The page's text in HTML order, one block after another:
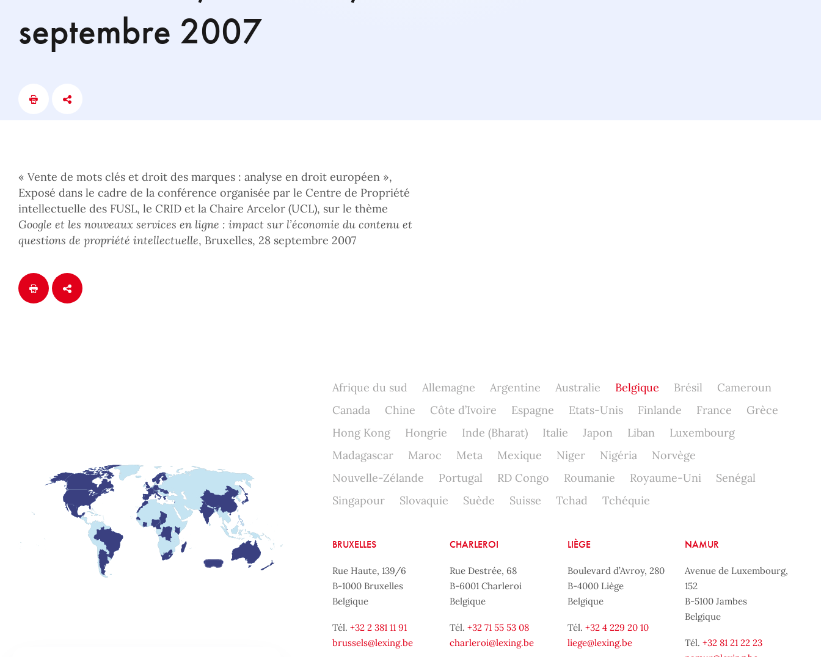
septembre 2007
« Vente de mots clés et droit des marques : analyse en droit européen »,
Exposé dans le cadre de la conférence organisée par le Centre de Propriété
intellectuelle des FUSL, le CRID et la Chaire Arcelor (UCL), sur le thème
Google et les nouveaux services en ligne : impact sur l’économie du contenu et
questions de propriété intellectuelle, Bruxelles, 28 septembre 2007
Afrique du sud Allemagne Argentine Australie Belgique Brésil
Cameroun
Canada
Chine Côte d’Ivoire Espagne Etats-Unis Finlande France
Grèce
Hong Kong
Hongrie Inde (Bharat) Italie Japon Liban
Luxembourg
Madagascar
Maroc Meta Mexique Niger Nigéria
Norvège
Nouvelle-Zélande
Portugal RD Congo Roumanie Royaume-Uni
Senégal
Singapour
Slovaquie Suède Suisse Tchad Tchéquie
BRUXELLES
Rue Haute, 139/6
B-1000 Bruxelles
Belgique
Tél. +32 2 381 11 91
brussels@lexing.be
CHARLEROI
Rue Destrée, 68
B-6001 Charleroi
Belgique
Tél.+32 71 55 53 08
charleroi@lexing.be
LIÈGE
Boulevard d’Avroy, 280
B-4000 Liège
Belgique
Tél. +32 4 229 20 10
liege@lexing.be
NAMUR
Avenue de Luxembourg,
152
B-5100 Jambes
Belgique
Tél.+32 81 21 22 23